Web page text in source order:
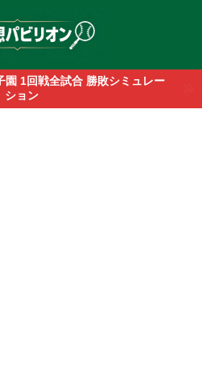
園 1回戦全試合 勝敗シミュレー
ション